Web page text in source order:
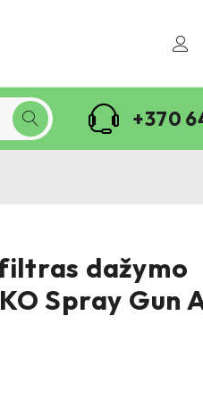
+370
dažymo
Spray Gun